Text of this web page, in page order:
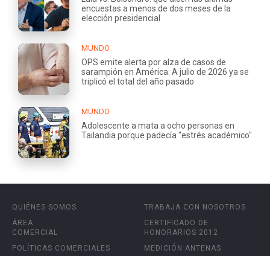
encuestas a menos de dos meses de la
elección presidencial
MUNDO
OPS emite alerta por alza de casos de
sarampión en América: A julio de 2026 ya se
triplicó el total del año pasado
MUNDO
Adolescente a mata a ocho personas en
Tailandia porque padecía "estrés académico"
QUIÉNES SOMOS
ÁREA
COMERCIAL
POLÍTICAS COMERCIALES
TRABAJA CON NOSOTROS
CERTIFICADO DE
HONORARIOS 2012
MEDICIÓN ANTENAS